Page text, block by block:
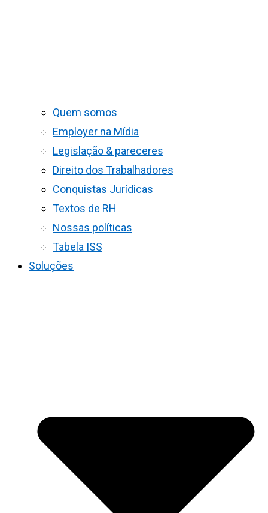
Quem somos
Employer na Mídia
Legislação & pareceres
Direito dos Trabalhadores
Conquistas Jurídicas
Textos de RH
Nossas políticas
Tabela ISS
Soluções